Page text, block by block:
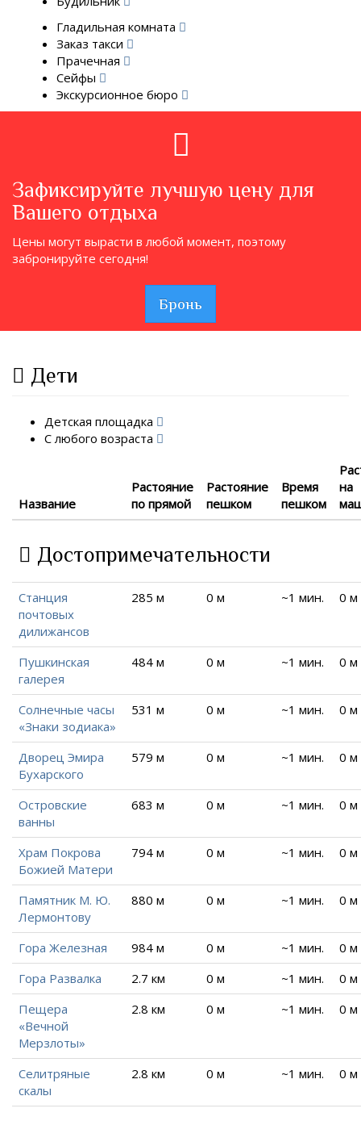
Гладильная комната
Заказ такси
Прачечная
Сейфы
Экскурсионное бюро
Зафиксируйте лучшую цену для
Вашего отдыха
Цены могут вырасти в любой момент, поэтому
забронируйте сегодня!
Бронь
Дети
Детская площадка
С любого возраста
Название
Растояние
по прямой
Растояние
пешком
Время
пешком
на
Достопримечательности
Станция
почтовых
дилижансов
285 м 0 м ~1 мин. 0 м
Пушкинская
галерея
484 м 0 м ~1 мин. 0 м
Солнечные часы
«Знаки зодиака»
531 м 0 м ~1 мин. 0 м
Дворец Эмира
Бухарского
579 м 0 м ~1 мин. 0 м
Островские
ванны
683 м 0 м ~1 мин. 0 м
Храм Покрова
Божией Матери
794 м 0 м ~1 мин. 0 м
Памятник М. Ю.
Лермонтову
880 м 0 м ~1 мин. 0 м
Гора Железная 984 м 0 м ~1 мин.
0 м
Гора Развалка
2.7 км 0 м ~1 мин.
0 м
Пещера
«Вечной
Мерзлоты»
2.8 км 0 м ~1 мин. 0 м
Селитряные
скалы
2.8 км 0 м ~1 мин. 0 м